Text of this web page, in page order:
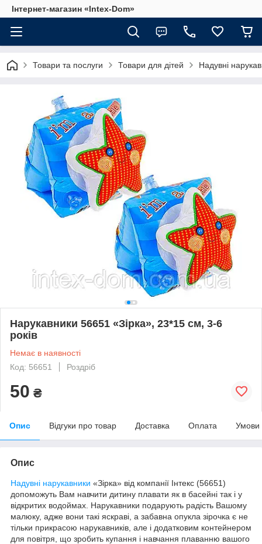
Інтернет-магазин «Intex-Dom»
Товари та послуги Товари для дітей Надувні
Нарукавники 56651 «Зірка», 23*15 см, 3-6
років
Немає в наявності
Код: 56651
Роздріб
50 ₴
Опис Відгуки про товар Доставка Оплата Умови
Опис
Надувні нарукавники «Зірка» від компанії Інтекс (56651)
допоможуть Вам навчити дитину плавати як в басейні так і у
відкритих водоймах. Нарукавники подарують радість Вашому
малюку, адже вони такі яскраві, а забавна опукла зірочка є не
тільки прикрасою нарукавників, але і додатковим контейнером
для повітря, що зробить купання і навчання плаванню вашого